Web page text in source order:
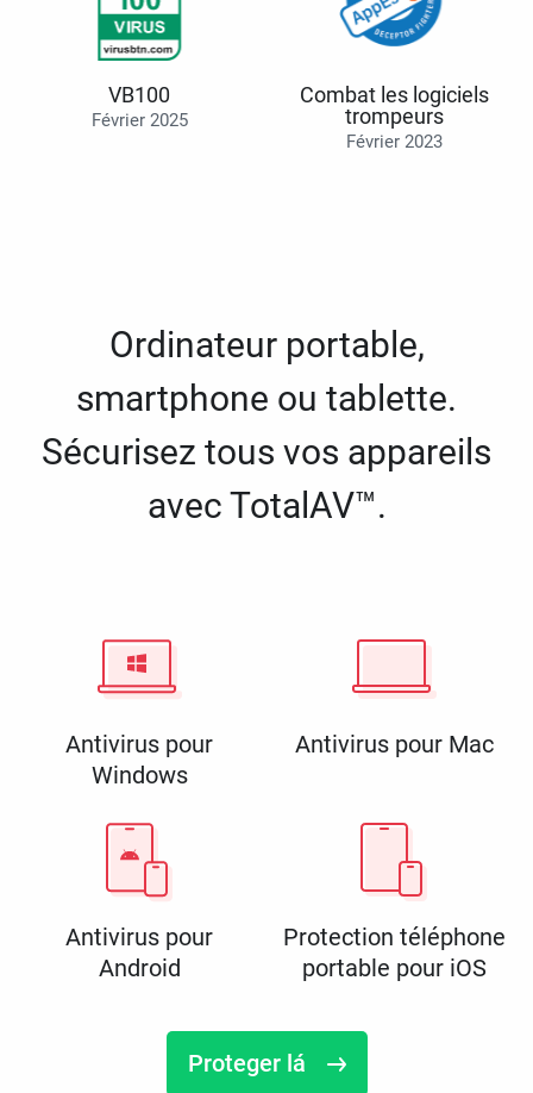
VB100
Février 2025
Combat les logiciels
trompeurs
Février 2023
Ordinateur portable,
smartphone ou tablette.
Sécurisez tous vos appareils
avec TotalAV™.
Antivirus pour
Windows
Antivirus pour Mac
Antivirus pour
Android
Protection téléphone
portable pour iOS
Proteger lá